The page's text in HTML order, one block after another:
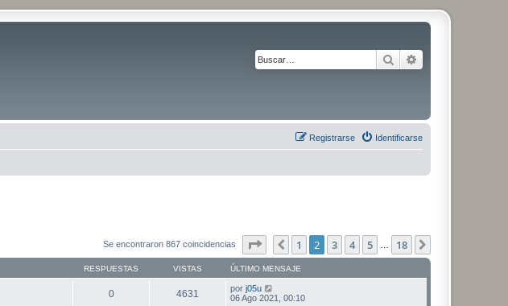
Buscar
Identificarse
Registrarse
Se encontraron 867 coincidencias Página2 de 18
Anterior
1 2 3 4 5 18
RESPUESTAS VISTAS ÚLTIMO MENSAJE
0 4631 por j05u
06 Ago 2021, 00:10